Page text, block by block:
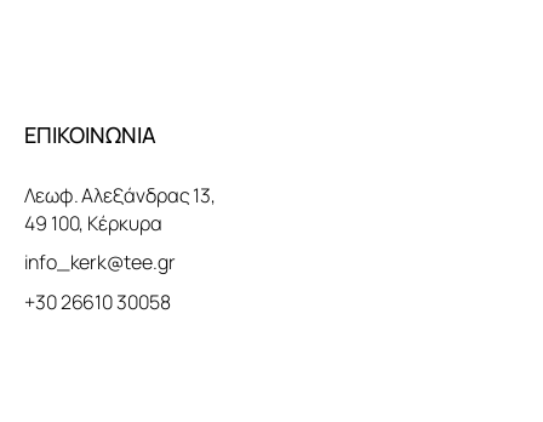
ΕΠΙΚΟΙΝΩΝΙΑ
Λεωφ. Αλεξάνδρας 13,
49 100, Κέρκυρα
info_kerk@tee.gr
+30 26610 30058